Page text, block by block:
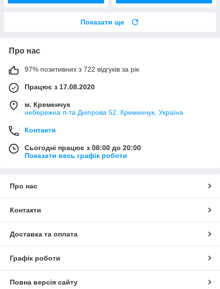
Показати ще
Про нас
97% позитивних з 722 відгуків за рік
Працює з 17.08.2020
м. Кременчук
небережна л-та Дніпрова 52, Кременчук, Україна
Контакти
Сьогодні працює з 08:00 до 20:00
Показати весь графік роботи
Про нас
Контакти
Доставка та оплата
Графік роботи
Повна версія сайту